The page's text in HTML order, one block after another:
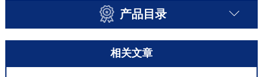
产品目录
相关文章